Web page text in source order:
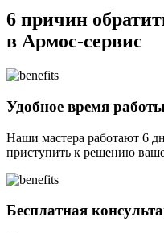
6 причин
в Армос-сервис
Удобное время
Наши мастера работают 6
приступить к решению
Бесплатная